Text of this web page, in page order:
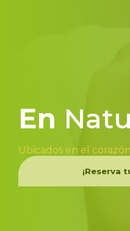
En
Ubicados en el
¡Reserva